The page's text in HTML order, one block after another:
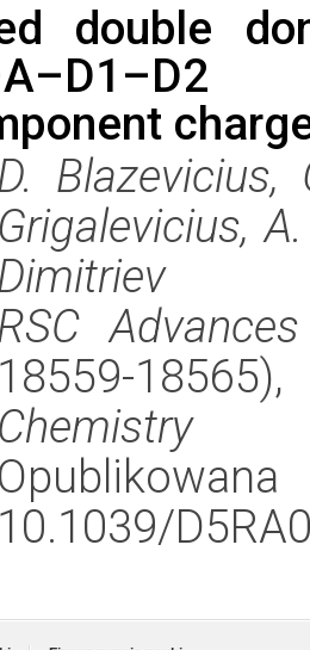
double
Blazevicius,
Grigalevicius,
Advances
18559-
Chemistry
Opublikowana
10.1039/